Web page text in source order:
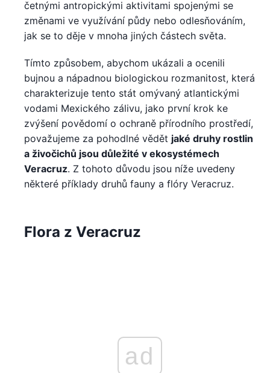
četnými antropickými aktivitami spojenými se
změnami ve využívání půdy nebo odlesňováním,
jak se to děje v mnoha jiných částech světa.
Tímto způsobem, abychom ukázali a ocenili
bujnou a nápadnou biologickou rozmanitost, která
charakterizuje tento stát omývaný atlantickými
vodami Mexického zálivu, jako první krok ke
zvýšení povědomí o ochraně přírodního prostředí,
považujeme za pohodlné vědět jaké druhy rostlin
a živočichů jsou důležité v ekosystémech
Veracruz. Z tohoto důvodu jsou níže uvedeny
některé příklady druhů fauny a flóry Veracruz.
Flora z Veracruz
ad